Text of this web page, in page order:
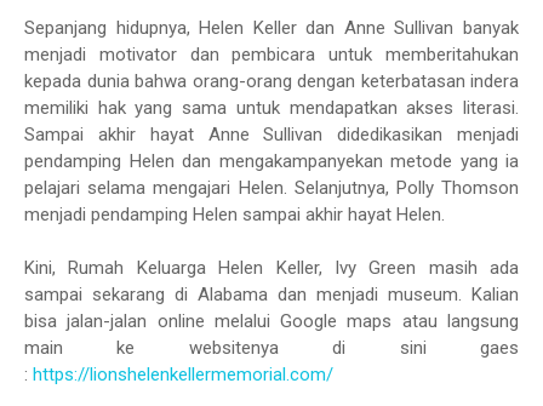
Sepanjang hidupnya, Helen Keller dan Anne Sullivan banyak
menjadi motivator dan pembicara untuk memberitahukan
kepada dunia bahwa orang-orang dengan keterbatasan indera
memiliki hak yang sama untuk mendapatkan akses literasi.
Sampai akhir hayat Anne Sullivan didedikasikan menjadi
pendamping Helen dan mengakampanyekan metode yang ia
pelajari selama mengajari Helen. Selanjutnya, Polly Thomson
menjadi pendamping Helen sampai akhir hayat Helen.
Kini, Rumah Keluarga Helen Keller, Ivy Green masih ada
sampai sekarang di Alabama dan menjadi museum. Kalian
bisa jalan-jalan online melalui Google maps atau langsung
main ke websitenya di sini gaes
: https://lionshelenkellermemorial.com/